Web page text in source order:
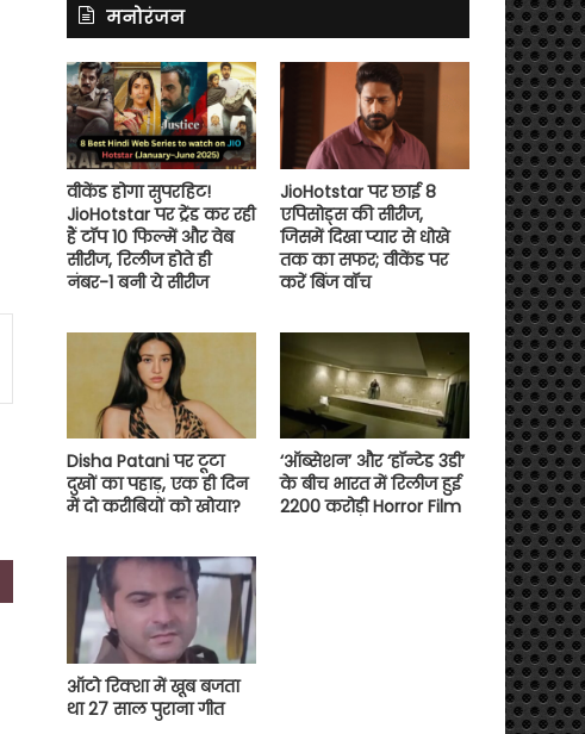
मनोरंजन
वीकेंड होगा सुपरहिट!
JioHotstar पर ट्रेंड कर रही
हैं टॉप 10 फिल्में और वेब
सीरीज, रिलीज होते ही
नंबर-1 बनी ये सीरीज
JioHotstar पर छाई 8
एपिसोड्स की सीरीज,
जिसमें दिखा प्यार से धोखे
तक का सफर; वीकेंड पर
करें बिंज वॉच
Disha Patani पर टूटा
दुखों का पहाड़, एक ही दिन
में दो करीबियों को खोया?
‘ऑब्सेशन’ और ‘हॉन्टेड 3डी’
के बीच भारत में रिलीज हुई
2200 करोड़ी Horror Film
ऑटो रिक्शा में खूब बजता
था 27 साल पुराना गीत